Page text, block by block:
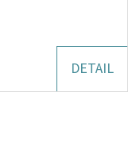
DETAIL